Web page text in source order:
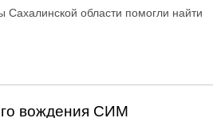
области помогли найти
вождения СИМ